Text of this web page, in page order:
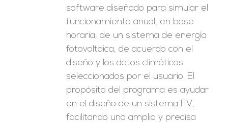
software diseñado para simular el
funcionamiento anual, en base
horaria, de un sistema de energía
fotovoltaica, de acuerdo con el
diseño y los datos climáticos
seleccionados por el usuario. El
propósito del programa es ayudar
en el diseño de un sistema FV,
facilitando una amplia y precisa